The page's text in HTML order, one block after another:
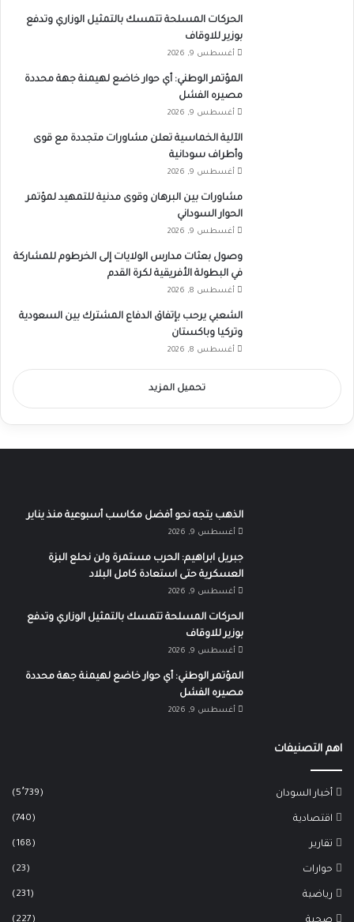
الحركات المسلحة تتمسك بالتمثيل الوزاري وتدفع
بوزير للاوقاف
أغسطس 9, 2026
المؤتمر الوطني: أي حوار خاضع لهيمنة جهة محددة
مصيره الفشل
أغسطس 9, 2026
الآلية الخماسية تعلن مشاورات متجددة مع قوى
وأطراف سودانية
أغسطس 9, 2026
مشاورات بين البرهان وقوى مدنية للتمهيد لمؤتمر
الحوار السوداني
أغسطس 9, 2026
وصول بعثات مدارس الولايات إلى الخرطوم للمشاركة
في البطولة الأفريقية لكرة القدم
أغسطس 8, 2026
الشعبي يرحب بإتفاق الدفاع المشترك بين السعودية
وتركيا وباكستان
أغسطس 8, 2026
تحميل المزيد
الذهب يتجه نحو أفضل مكاسب أسبوعية منذ يناير
أغسطس 9, 2026
جبريل ابراهيم: الحرب مستمرة ولن نحلع البزة
العسكرية حتى استعادة كامل البلاد
أغسطس 9, 2026
الحركات المسلحة تتمسك بالتمثيل الوزاري وتدفع
بوزير للاوقاف
أغسطس 9, 2026
المؤتمر الوطني: أي حوار خاضع لهيمنة جهة محددة
مصيره الفشل
أغسطس 9, 2026
اهم التصنيفات
أخبار السودان (5٬739)
اقتصادية (740)
تقارير (168)
حوارات (23)
رياضية (231)
(227)